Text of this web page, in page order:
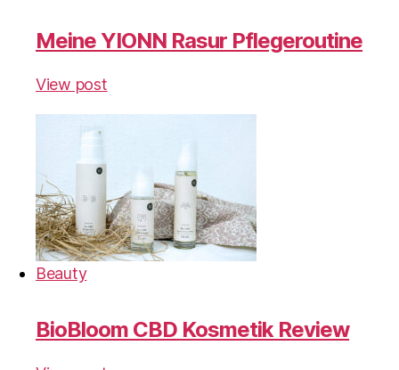
Meine YIONN Rasur Pflegeroutine
View post
Beauty
BioBloom CBD Kosmetik Review